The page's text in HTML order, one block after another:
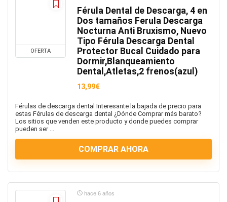
utensilios
Xbox
Zapatos y Zaptillas hombre
Zona Pokémon
Todas las categorías
OFERTA
Férula Dental de Descarga, 4 en
Dos tamaños Ferula Descarga
Nocturna Anti Bruxismo, Nuevo
Tipo Férula Descarga Dental
Protector Bucal Cuidado para
Dormir,Blanqueamiento
Dental,Atletas,2 frenos(azul)
13,99€
Férulas de descarga dental Interesante la bajada de precio para
estas Férulas de descarga dental ¿Dónde Comprar más barato?
Los sitios que venden este producto y donde puedes comprar
pueden ser ...
COMPRAR AHORA
hace 6 años